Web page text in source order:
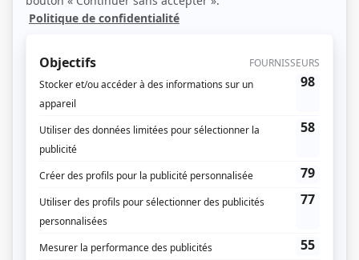
Le sergent-détective Guillaume Pelletier part pour quelques jours de
vacances hivernales bien méritées au chalet qu'il a loué à son ami
d'enfance, François. Alors qu'il croit pouvoir décompresser en pleine
déchirant : Céline, l'ex-...
Ravages
La vie de l’avocate Sarah Deléan est bouleversée par la découverte du